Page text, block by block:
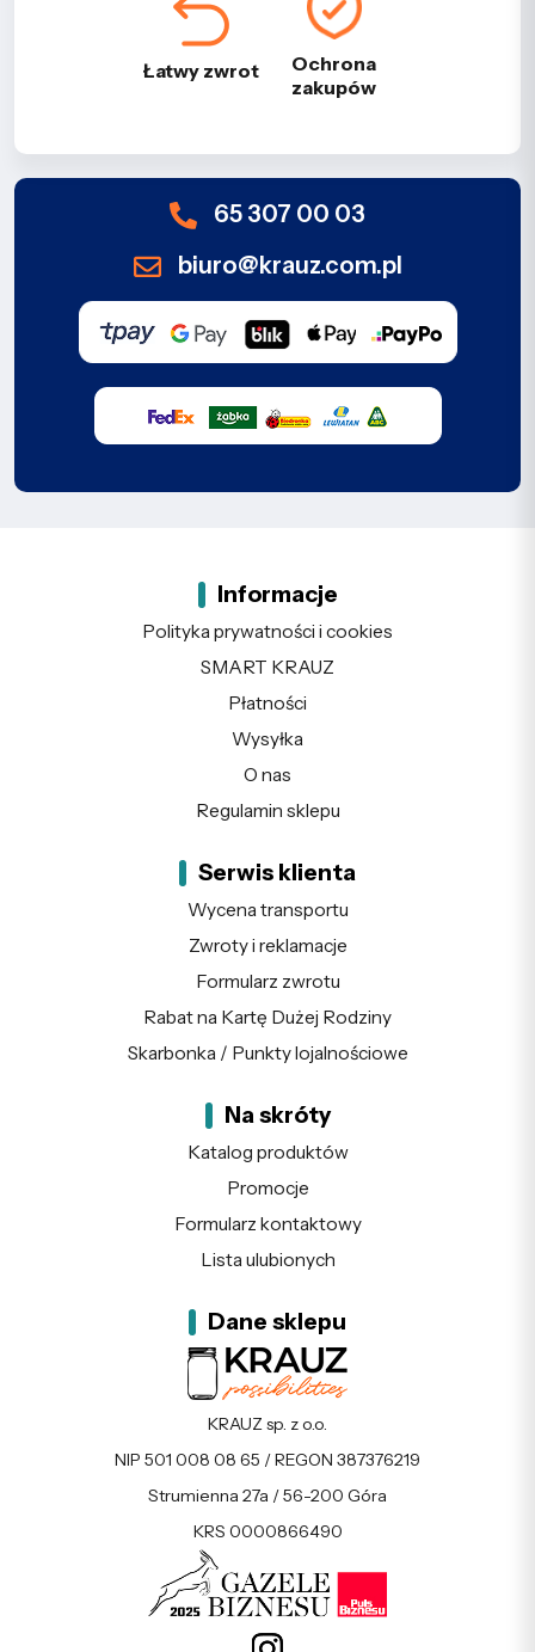
Łatwy zwrot
Ochrona
zakupów
65 307 00 03
biuro@krauz.com.pl
Informacje
Polityka prywatności i cookies
SMART KRAUZ
Płatności
Wysyłka
O nas
Regulamin sklepu
Serwis klienta
Wycena transportu
Zwroty i reklamacje
Formularz zwrotu
Rabat na Kartę Dużej Rodziny
Skarbonka / Punkty lojalnościowe
Na skróty
Katalog produktów
Promocje
Formularz kontaktowy
Lista ulubionych
Dane sklepu
KRAUZ sp. z o.o.
NIP 501 008 08 65 / REGON 387376219
Strumienna 27a / 56-200 Góra
KRS 0000866490